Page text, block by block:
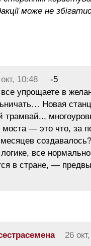
може не
10:48
-5
упрощаете в
Новая
трамвай..,
моста — это что, за
месяцев создавалось?
все
в стране, —
26